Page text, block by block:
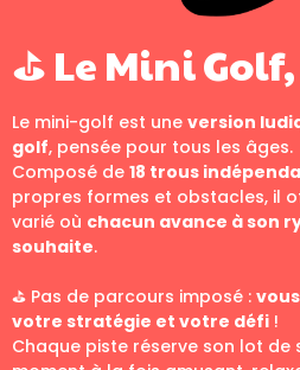
⛳ Le Mini
Le mini-golf est une version
golf, pensée pour tous les âges.
Composé de 18 trous
propres formes et obstacles, il
varié où chacun avance à son
souhaite.
⛳ Pas de parcours imposé :
votre stratégie et votre défi !
Chaque piste réserve son lot de